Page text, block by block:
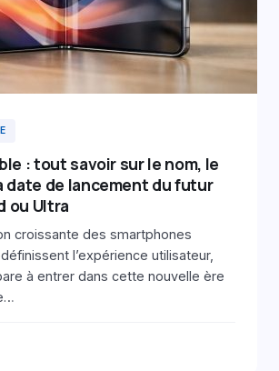
: tout savoir sur le nom, le
date de lancement du futur
ou Ultra
croissante des smartphones
l’expérience utilisateur,
à entrer dans cette nouvelle ère